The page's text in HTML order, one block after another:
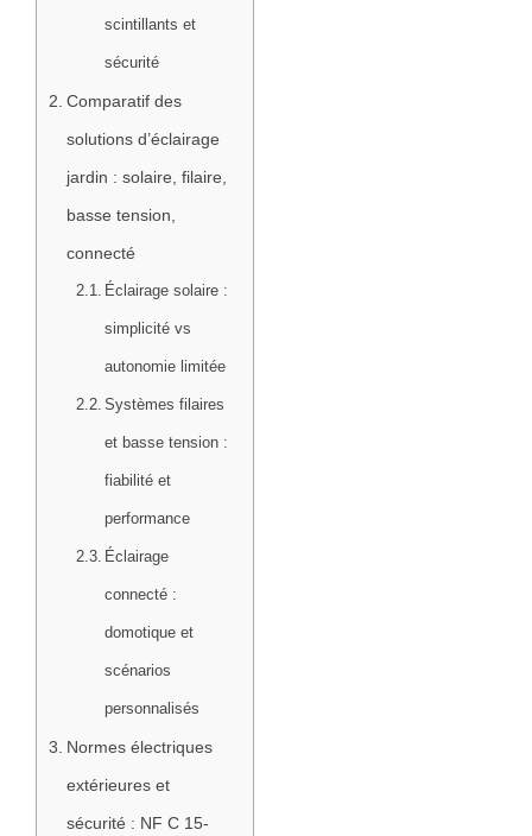
scintillants et
sécurité
Comparatif des
solutions d’éclairage
jardin : solaire, filaire,
basse tension,
connecté
Éclairage solaire :
simplicité vs
autonomie limitée
Systèmes filaires
et basse tension :
fiabilité et
performance
Éclairage
connecté :
domotique et
scénarios
personnalisés
Normes électriques
extérieures et
sécurité : NF C 15-